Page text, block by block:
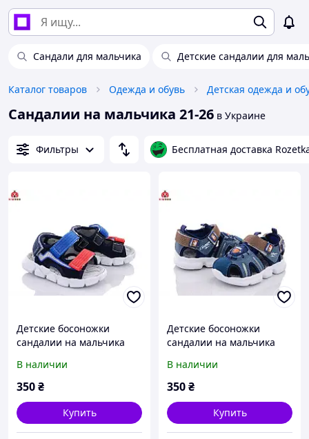
Сандали для мальчика Детские сандалии для
Каталог товаров Одежда и обувь Детская одежда и
Сандалии на мальчика 21-26 в Украине
Фильтры Бесплатная доставка
Детские босоножки
сандалии на мальчика
В наличии
350₴
Купить
Детские босоножки
сандалии на мальчика
В наличии
350₴
Купить